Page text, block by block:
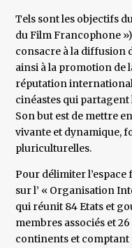
Tels sont les objectifs
du Film Francophone
consacre à la
ainsi à la promotion de
réputation
cinéastes qui partagent
Son but est de mettre
vivante et dynamique,
pluriculturelles.
Pour délimiter l’espace
sur l’ « Organisation
qui réunit 84 Etats et
membres associés et
continents et comptant